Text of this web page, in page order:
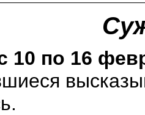
10 по 16